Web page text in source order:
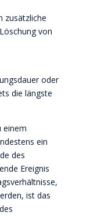
zusätzliche
von
oder
die längste
einem
ein
des
Ereignis
ist das